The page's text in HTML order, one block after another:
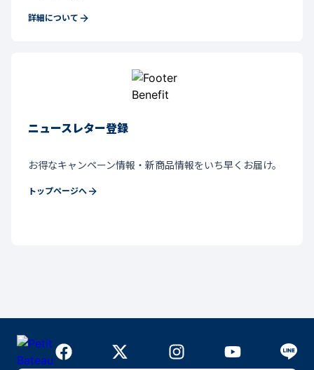
詳細について
ニュースレター登録
お得なキャンペーン情報・新商品情報をいち早くお届け。
トップページへ